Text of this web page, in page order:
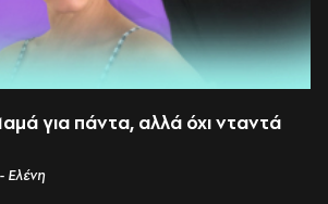
για πάντα, αλλά όχι νταντά
Ελένη